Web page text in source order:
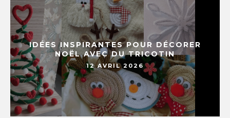
IDÉES INSPIRANTES POUR DÉCORER
NOËL AVEC DU TRICOTIN
12 AVRIL 2026